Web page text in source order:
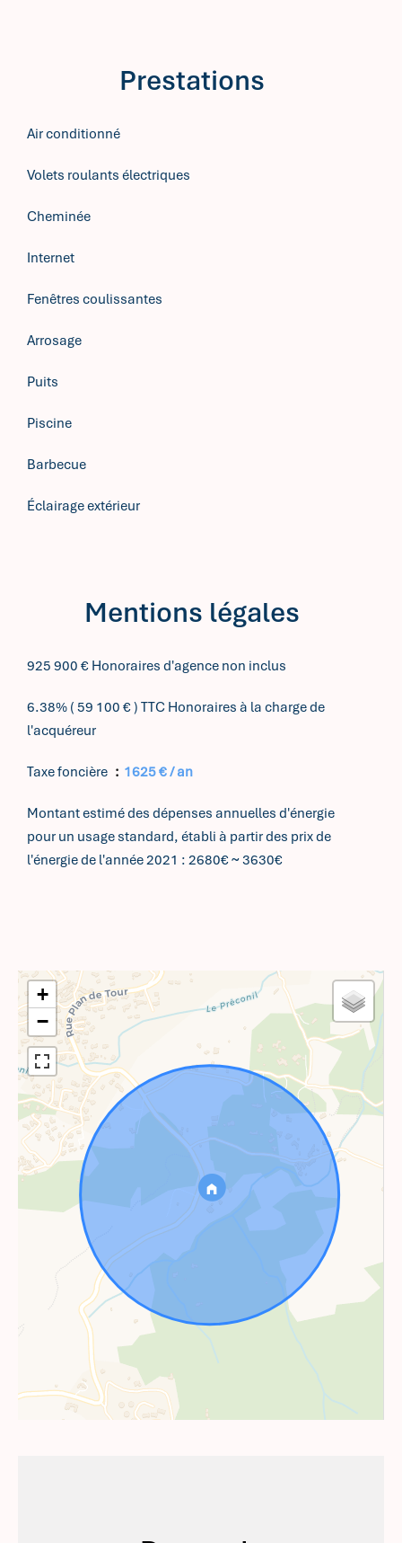
Prestations
Air conditionné
Volets roulants électriques
Cheminée
Internet
Fenêtres coulissantes
Arrosage
Puits
Piscine
Barbecue
Éclairage extérieur
Mentions légales
925 900 € Honoraires d'agence non inclus
6.38% ( 59 100 € ) TTC Honoraires à la charge de
l'acquéreur
Taxe foncière 1625 € / an
Montant estimé des dépenses annuelles d'énergie
pour un usage standard, établi à partir des prix de
l'énergie de l'année 2021 : 2680€ ~ 3630€
+
−